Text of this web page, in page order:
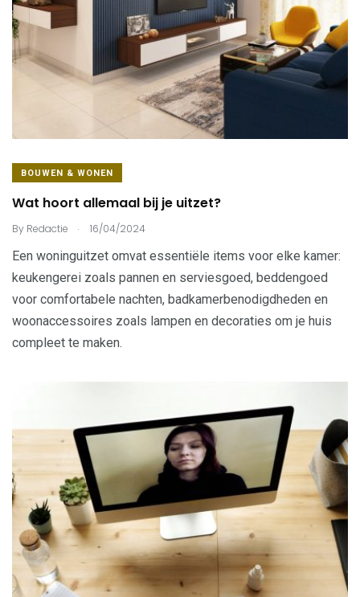
BOUWEN & WONEN
Wat hoort allemaal bij je uitzet?
By Redactie . 16/04/2024
Een woninguitzet omvat essentiële items voor elke kamer:
keukengerei zoals pannen en serviesgoed, beddengoed
voor comfortabele nachten, badkamerbenodigdheden en
woonaccessoires zoals lampen en decoraties om je huis
compleet te maken.